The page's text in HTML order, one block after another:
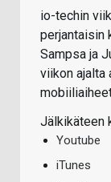
io-techin
perjantaisin
Sampsa ja
viikon ajalta
Jälkikäteen
Youtube
iTunes